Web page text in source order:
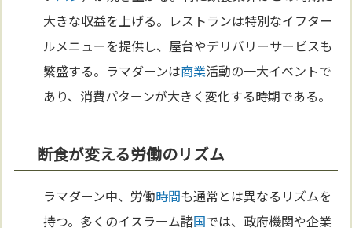
大きな収益を上げる。レストランは特別なイフター
ルメニューを提供し、屋台やデリバリーサービスも
繁盛する。ラマダーンは商業活動の一大イベントで
あり、消費パターンが大きく変化する時期である。
断食が変える労働のリズム
ラマダーン中、労働時間も通常とは異なるリズムを
持つ。多くのイスラーム諸国では、政府機関や企業